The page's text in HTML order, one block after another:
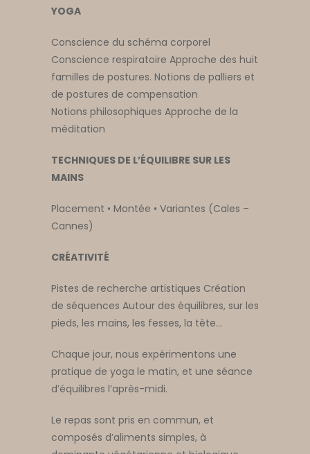
YOGA
Conscience du schéma corporel
Conscience respiratoire Approche des huit
familles de postures. Notions de palliers et
de postures de compensation
Notions philosophiques Approche de la
méditation
TECHNIQUES DE L’ÉQUILIBRE SUR LES
MAINS
Placement • Montée • Variantes (Cales –
Cannes)
CRÉATIVITÉ
Pistes de recherche artistiques Création
de séquences Autour des équilibres, sur les
pieds, les mains, les fesses, la tête…
Chaque jour, nous expérimentons une
pratique de yoga le matin, et une séance
d’équilibres l’après-midi.
Le repas sont pris en commun, et
composés d’aliments simples, à